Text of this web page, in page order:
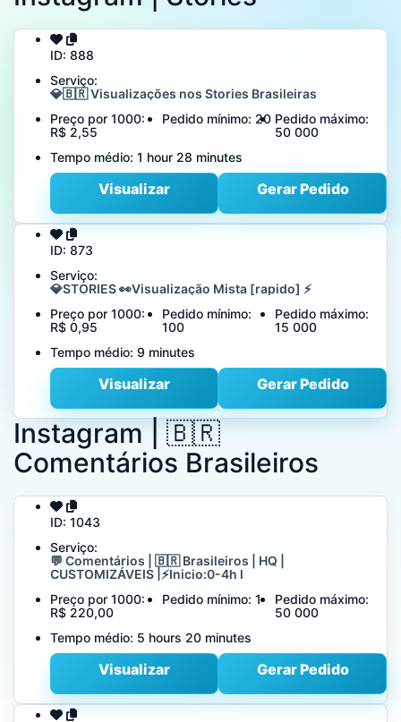
ID: 888
Serviço:
💎🇧🇷 Visualizações nos Stories Brasileiras
Preço por 1000:
R$ 2,55
Pedido mínimo: 20 Pedido máximo:
50 000
Tempo médio: 1 hour 28 minutes
Visualizar Gerar Pedido
ID: 873
Serviço:
💎STORIES 👀Visualização Mista [rapido] ⚡
Preço por 1000:
R$ 0,95
Pedido mínimo:
100
Pedido máximo:
15 000
Tempo médio: 9 minutes
Visualizar Gerar Pedido
Instagram | 🇧🇷
Comentários Brasileiros
ID: 1043
Serviço:
💬 Comentários | 🇧🇷 Brasileiros | HQ |
CUSTOMIZÁVEIS |⚡️Inicio:0-4h l
Preço por 1000:
R$ 220,00
Pedido mínimo: 1
Pedido máximo:
50 000
Tempo médio: 5 hours 20 minutes
Visualizar Gerar Pedido